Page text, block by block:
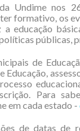
Undime nos
formativo, os
a educação
públicas,
de
Educação,
Para
em cada estado -
de datas de